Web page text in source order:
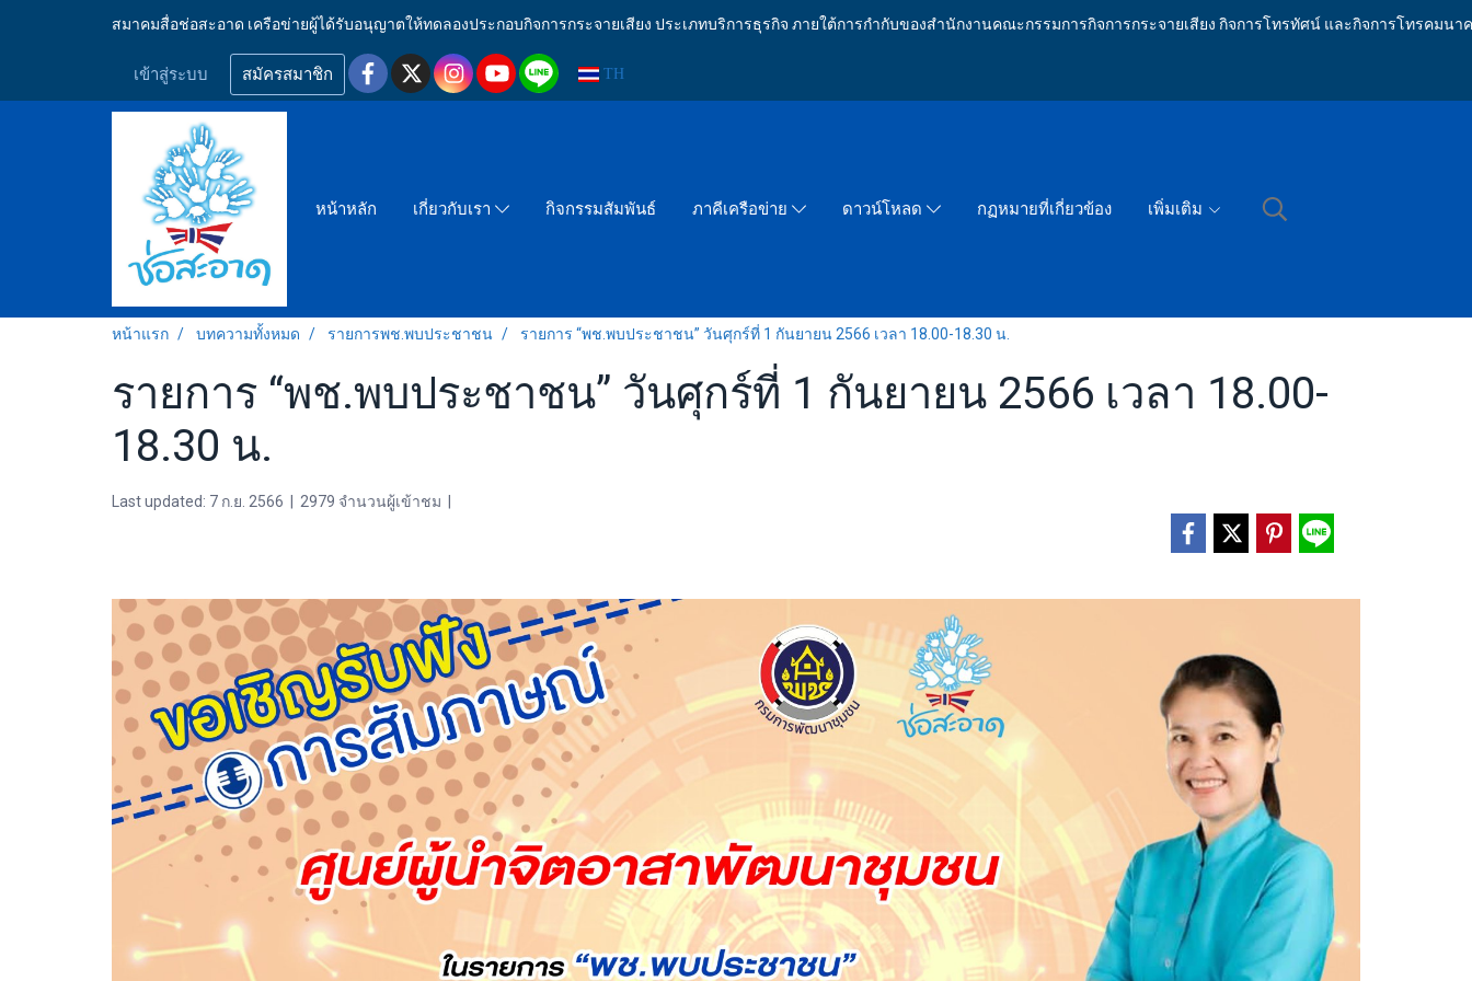
สมาคมสื่อช่อสะอาด เครือข่ายผู้ได้รับอนุญาตให้ทดลองประกอบกิจการกระจายเสียง ประเภทบริการธุรกิจ ภายใต้การกำกับของสำนักงานคณะกรรมการกิจการกระจายเสียง กิจการโทรทัศน์ และกิจการโทรคมนา
เข้าสู่ระบบ สมัครสมาชิก TH
หน้าหลัก เกี่ยวกับเรา กิจกรรมสัมพันธ์ ภาคีเครือข่าย ดาวน์โหลด กฏหมายที่เกี่ยวข้อง เพิ่มเติม
หน้าแรก บทความทั้งหมด รายการพช.พบประชาชน รายการ “พช.พบประชาชน” วันศุกร์ที่ 1 กันยายน 2566 เวลา 18.00-18.30 น.
รายการ “พช.พบประชาชน” วันศุกร์ที่ 1 กันยายน 2566 เวลา 18.00-
18.30 น.
Last updated: 7 ก.ย. 2566 2979 จำนวนผู้เข้าชม